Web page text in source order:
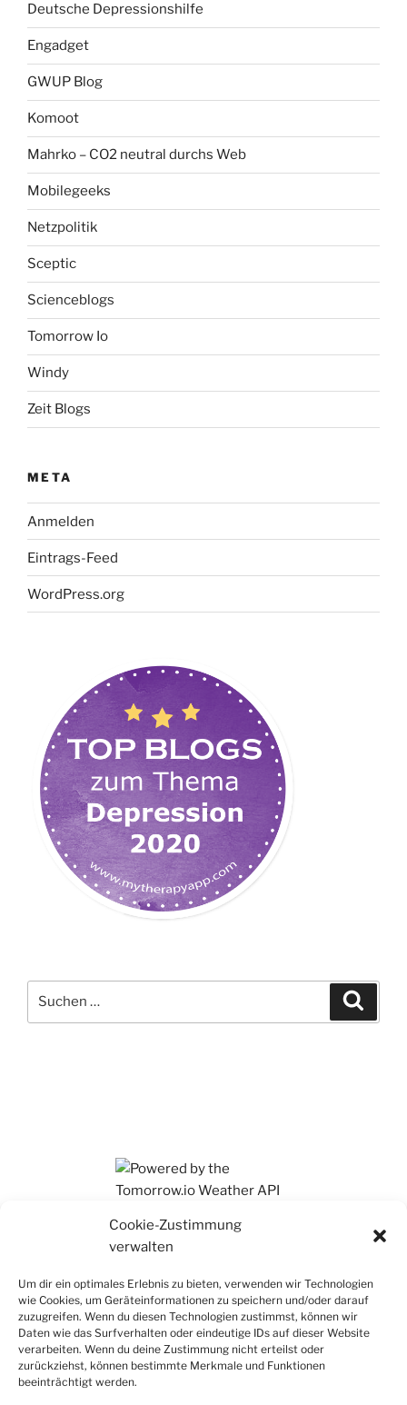
Cookie-Zustimmung
verwalten
Um dir ein optimales Erlebnis zu bieten, verwenden wir Technologien
wie Cookies, um Geräteinformationen zu speichern und/oder darauf
zuzugreifen. Wenn du diesen Technologien zustimmst, können wir
Daten wie das Surfverhalten oder eindeutige IDs auf dieser Website
verarbeiten. Wenn du deine Zustimmung nicht erteilst oder
zurückziehst, können bestimmte Merkmale und Funktionen
beeinträchtigt werden.
Deutsche Depressionshilfe
Engadget
GWUP Blog
Komoot
Mahrko – CO2 neutral durchs Web
Mobilegeeks
Netzpolitik
Sceptic
Scienceblogs
Tomorrow Io
Windy
Zeit Blogs
META
Anmelden
Eintrags-Feed
WordPress.org
nach: